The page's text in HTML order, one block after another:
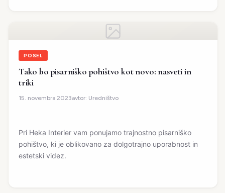
POSEL
Tako bo pisarniško pohištvo kot novo: nasveti in
triki
15. novembra 2023avtor: Uredništvo
Pri Heka Interier vam ponujamo trajnostno pisarniško
pohištvo, ki je oblikovano za dolgotrajno uporabnost in
estetski videz.